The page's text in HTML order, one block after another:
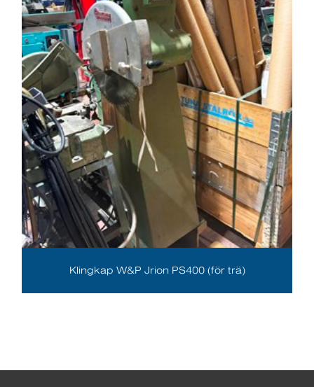
Klingkap W&P Jrion PS400 (för trä)